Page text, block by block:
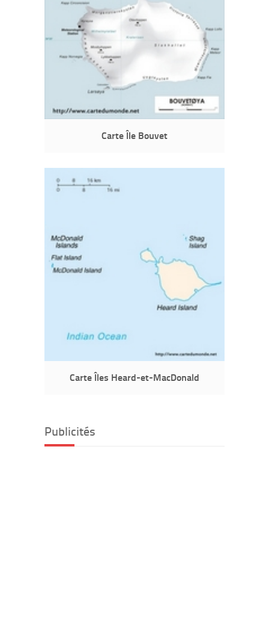
Carte Île Bouvet
Carte Îles Heard-et-MacDonald
Publicités